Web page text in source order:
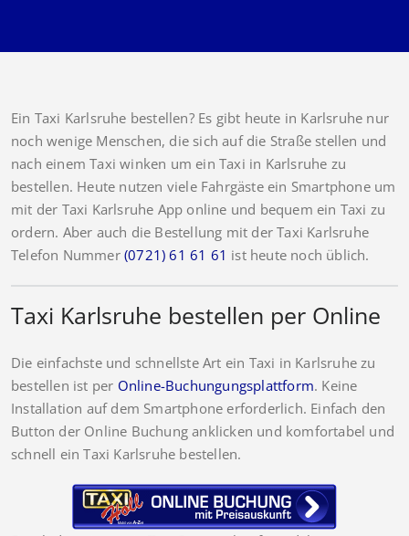
Ein Taxi Karlsruhe bestellen? Es gibt heute in Karlsruhe nur
noch wenige Menschen, die sich auf die Straße stellen und
nach einem Taxi winken um ein Taxi in Karlsruhe zu
bestellen. Heute nutzen viele Fahrgäste ein Smartphone um
mit der Taxi Karlsruhe App online und bequem ein Taxi zu
ordern. Aber auch die Bestellung mit der Taxi Karlsruhe
Telefon Nummer (0721) 61 61 61 ist heute noch üblich.
Taxi Karlsruhe bestellen per Online
Die einfachste und schnellste Art ein Taxi in Karlsruhe zu
bestellen ist per Online-Buchungungsplattform. Keine
Installation auf dem Smartphone erforderlich. Einfach den
Button der Online Buchung anklicken und komfortabel und
schnell ein Taxi Karlsruhe bestellen.